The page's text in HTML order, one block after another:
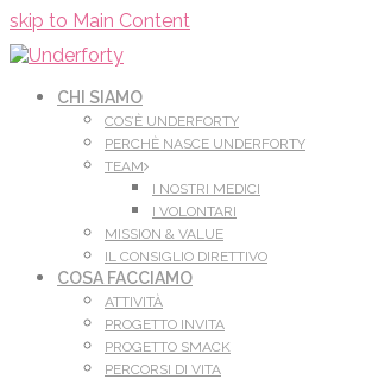
skip to Main Content
CHI SIAMO
COS’È UNDERFORTY
PERCHÈ NASCE UNDERFORTY
TEAM
I NOSTRI MEDICI
I VOLONTARI
MISSION & VALUE
IL CONSIGLIO DIRETTIVO
COSA FACCIAMO
ATTIVITÀ
PROGETTO INVITA
PROGETTO SMACK
PERCORSI DI VITA